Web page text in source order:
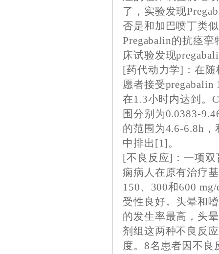
了，实验发现
否是和加巴喷丁类
Pregabalin的抗痉
床试验发现
[药代动力学]：在
愿者接受pregabalin
在1.3小时内达到。
围分别为0.0383-
的范围为4.6-6.8h
中排出[1]。
[不良反应]：一项
痫病人在原有治疗
150、300和600
受性良好。头晕和
的发生率最高，头
剂组这两种不良反
度。8名患者因不良